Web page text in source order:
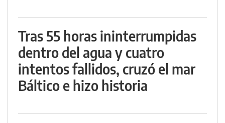
Tras 55 horas ininterrumpidas
dentro del agua y cuatro
intentos fallidos, cruzó el mar
Báltico e hizo historia